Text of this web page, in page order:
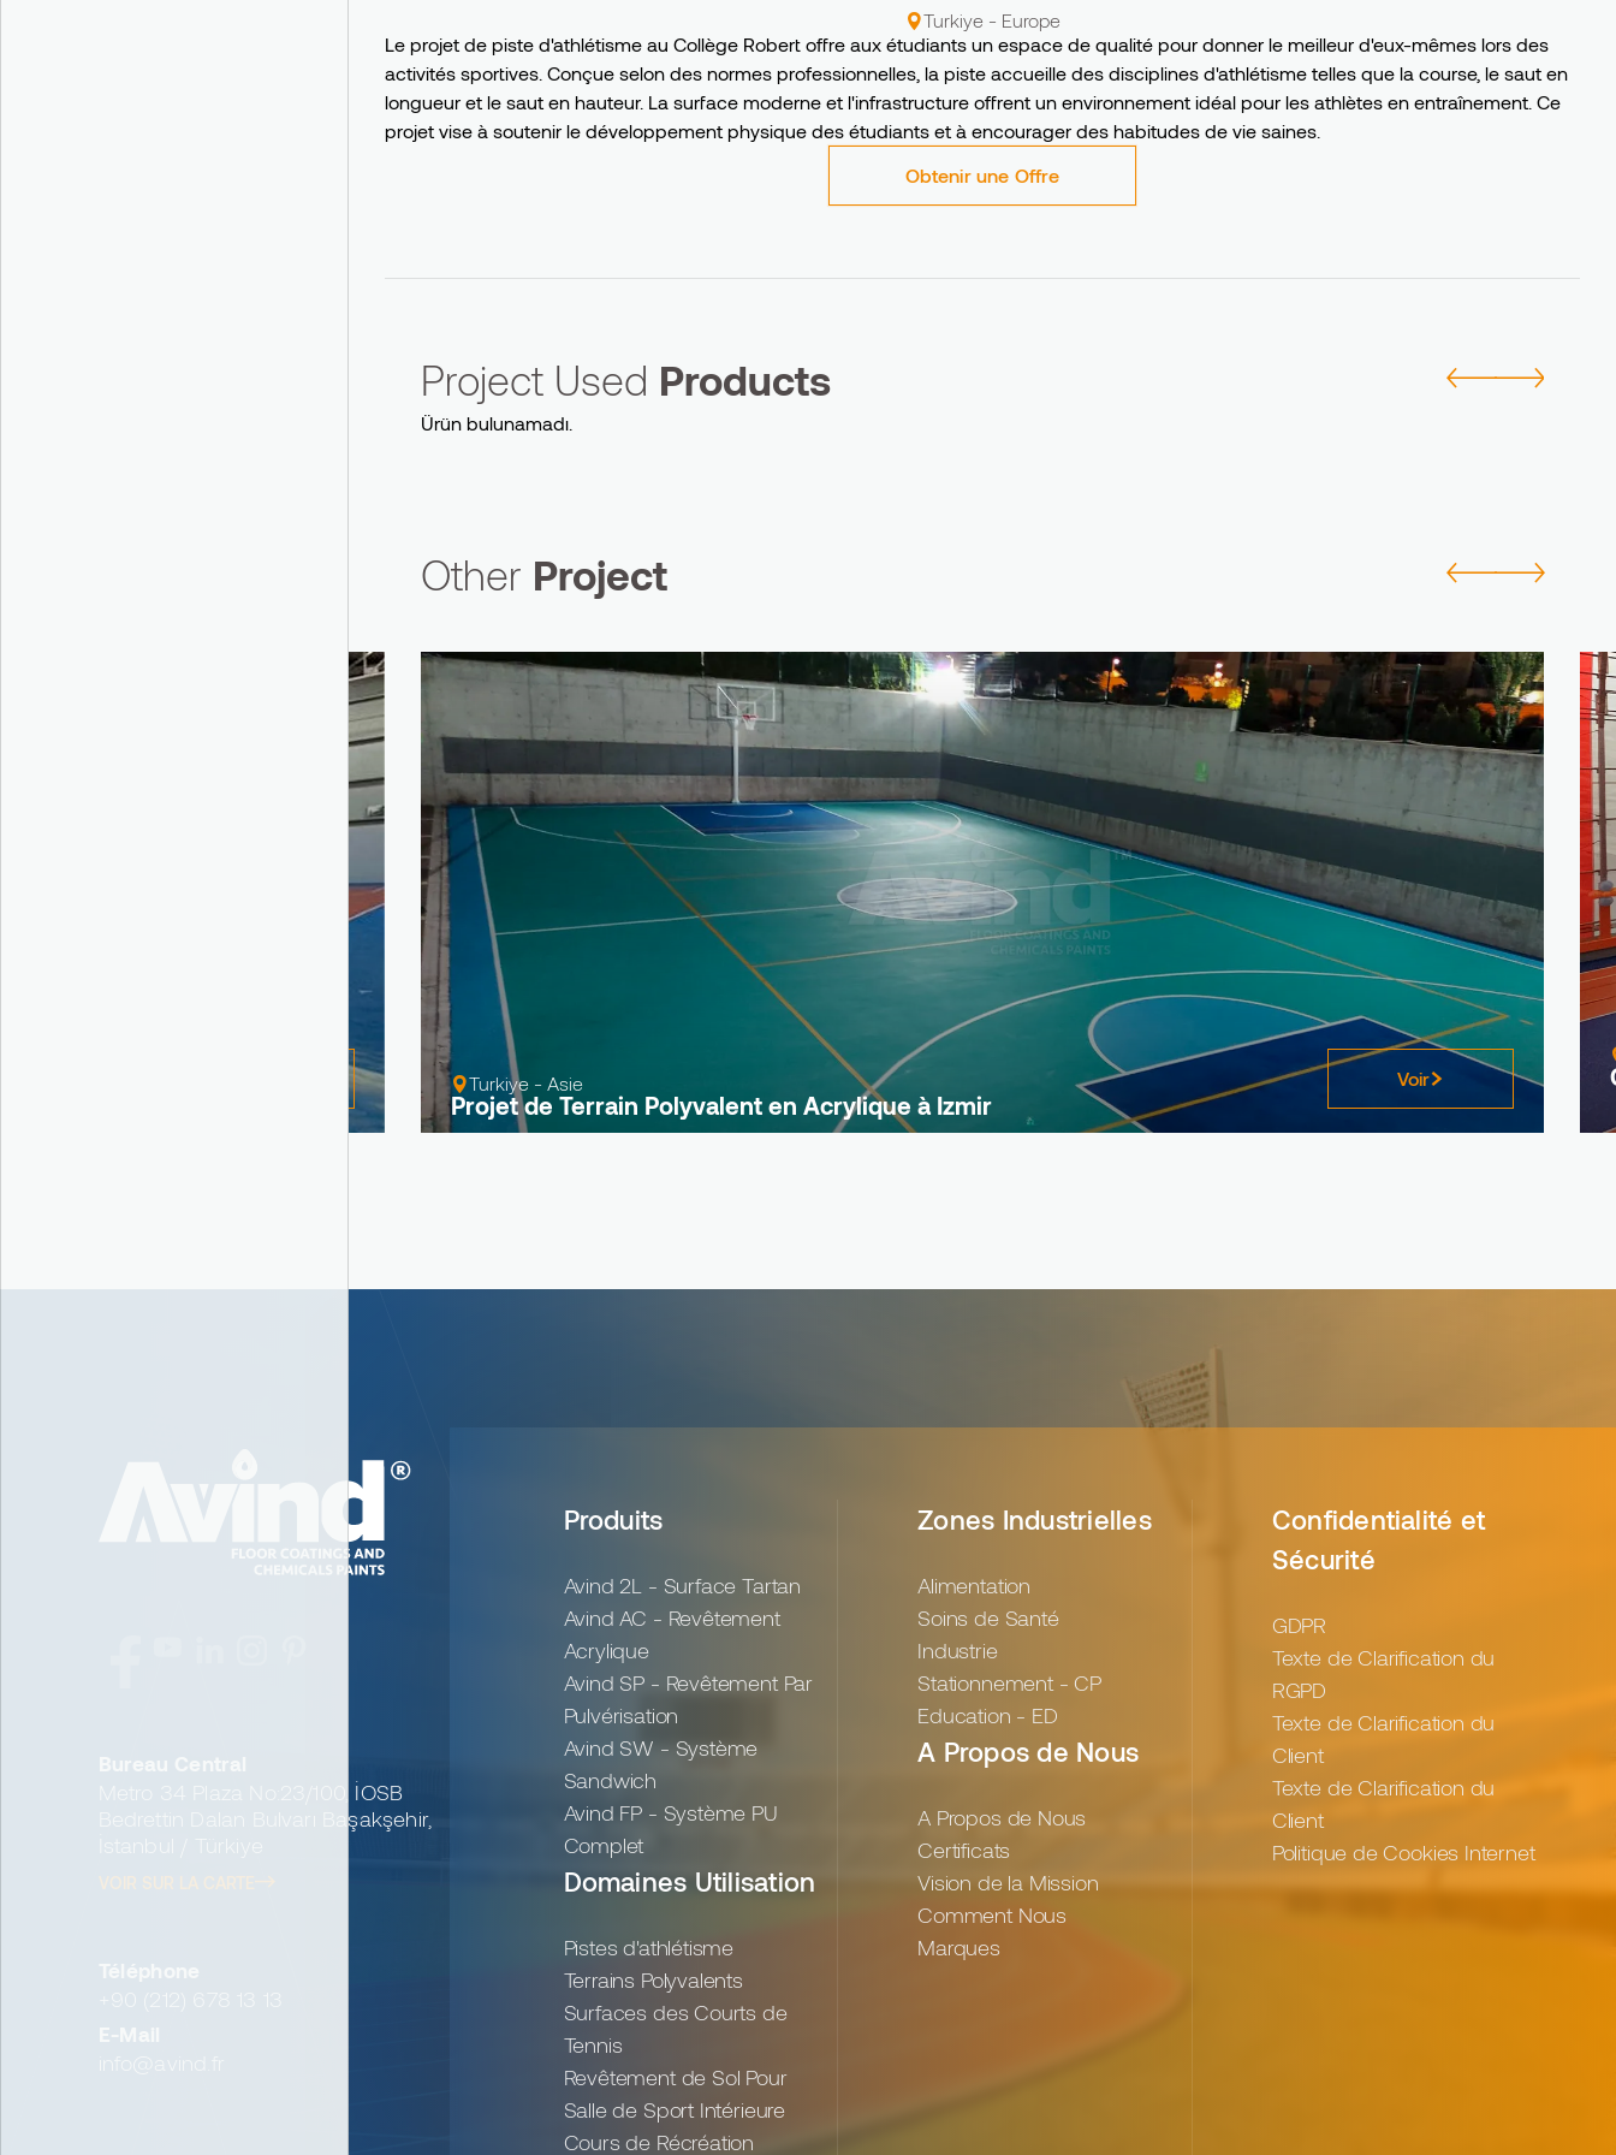
Turkiye - Europe
Le projet de piste d'athlétisme au Collège Robert offre aux étudiants un espace de qualité pour donner le meilleur d'eux-mêmes lors des
activités sportives. Conçue selon des normes professionnelles, la piste accueille des disciplines d'athlétisme telles que la course, le saut en
longueur et le saut en hauteur. La surface moderne et l'infrastructure offrent un environnement idéal pour les athlètes en entraînement. Ce
projet vise à soutenir le développement physique des étudiants et à encourager des habitudes de vie saines.
Obtenir une Offre
Project Used Products
Ürün bulunamadı.
Other Project
Turkiye - Asie
Projet de Terrain Polyvalent en Acrylique à Izmir
Voir
Bureau Central
Metro 34 Plaza No:23/100, İOSB
Bedrettin Dalan Bulvarı Başakşehir,
Téléphone
+90 (212) 678 13 13
E-Mail
Produits
Avind 2L - Surface Tartan
Avind AC - Revêtement
Acrylique
Avind SP - Revêtement Par
Pulvérisation
Avind SW - Système
Sandwich
Avind FP - Système PU
Complet
Domaines Utilisation
Pistes d'athlétisme
Terrains Polyvalents
Surfaces des Courts de
Tennis
Revêtement de Sol Pour
Salle de Sport Intérieure
Cours de Récréation
Zones Industrielles
Alimentation
Soins de Santé
Industrie
Stationnement - CP
Education - ED
A Propos de Nous
A Propos de Nous
Certificats
Vision de la Mission
Comment Nous
Marques
Confidentialité et
Sécurité
GDPR
Texte de Clarification du
RGPD
Texte de Clarification du
Client
Texte de Clarification du
Client
Politique de Cookies Internet